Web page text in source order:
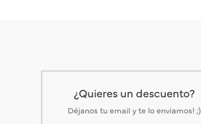
¿Quieres un descuento?
Déjanos tu email y te lo enviamos! ;)